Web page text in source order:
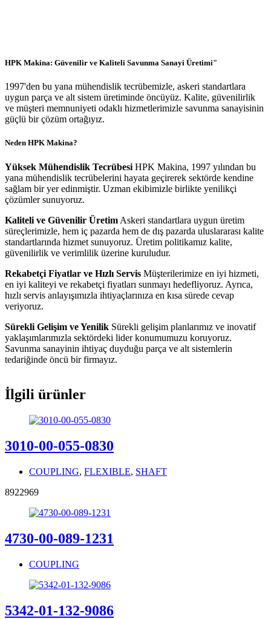
HPK Makina: Güvenilir ve Kaliteli Savunma Sanayi Üretimi"
1997'den bu yana mühendislik tecrübemizle, askeri standartlara
uygun parça ve alt sistem üretiminde öncüyüz. Kalite, güvenilirlik
ve müşteri memnuniyeti odaklı hizmetlerimizle savunma sanayisinin
güçlü bir çözüm ortağıyız.
Neden HPK Makina?
Yüksek Mühendislik Tecrübesi HPK Makina, 1997 yılından bu
yana mühendislik tecrübelerini hayata geçirerek sektörde kendine
sağlam bir yer edinmiştir. Uzman ekibimizle birlikte yenilikçi
çözümler sunuyoruz.
Kaliteli ve Güvenilir Üretim Askeri standartlara uygun üretim
süreçlerimizle, hem iç pazarda hem de dış pazarda uluslararası kalite
standartlarında hizmet sunuyoruz. Üretim politikamız kalite,
güvenilirlik ve verimlilik üzerine kuruludur.
Rekabetçi Fiyatlar ve Hızlı Servis Müşterilerimize en iyi hizmeti,
en iyi kaliteyi ve rekabetçi fiyatları sunmayı hedefliyoruz. Ayrıca,
hızlı servis anlayışımızla ihtiyaçlarınıza en kısa sürede cevap
veriyoruz.
Sürekli Gelişim ve Yenilik Sürekli gelişim planlarımız ve inovatif
yaklaşımlarımızla sektördeki lider konumumuzu koruyoruz.
Savunma sanayinin ihtiyaç duyduğu parça ve alt sistemlerin
tedariğinde öncü bir firmayız.
İlgili ürünler
3010-00-055-0830
COUPLING, FLEXIBLE, SHAFT
8922969
4730-00-089-1231
COUPLING
5342-01-132-9086